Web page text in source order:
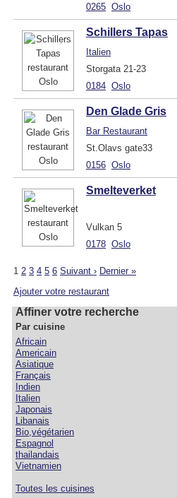
0265 Oslo
Schillers Tapas
Italien
Storgata 21-23
0184 Oslo
Den Glade Gris
Bar Restaurant
St.Olavs gate33
0156 Oslo
Smelteverket
Vulkan 5
0178 Oslo
1 2 3 4 5 6 Suivant › Dernier »
Ajouter votre restaurant
Affiner votre recherche
Par cuisine
Africain
Americain
Asiatique
Français
Indien
Italien
Japonais
Libanais
Bio,végétarien
Espagnol
thailandais
Vietnamien
Toutes les cuisines